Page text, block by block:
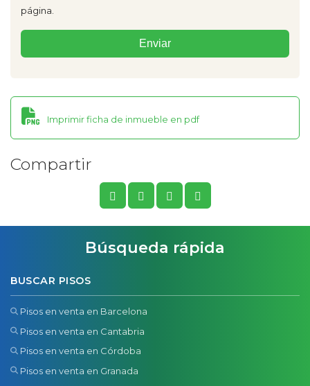
página.
Imprimir ficha de inmueble en pdf
Compartir
Búsqueda rápida
BUSCAR PISOS
Pisos en venta en Barcelona
Pisos en venta en Cantabria
Pisos en venta en Córdoba
Pisos en venta en Granada